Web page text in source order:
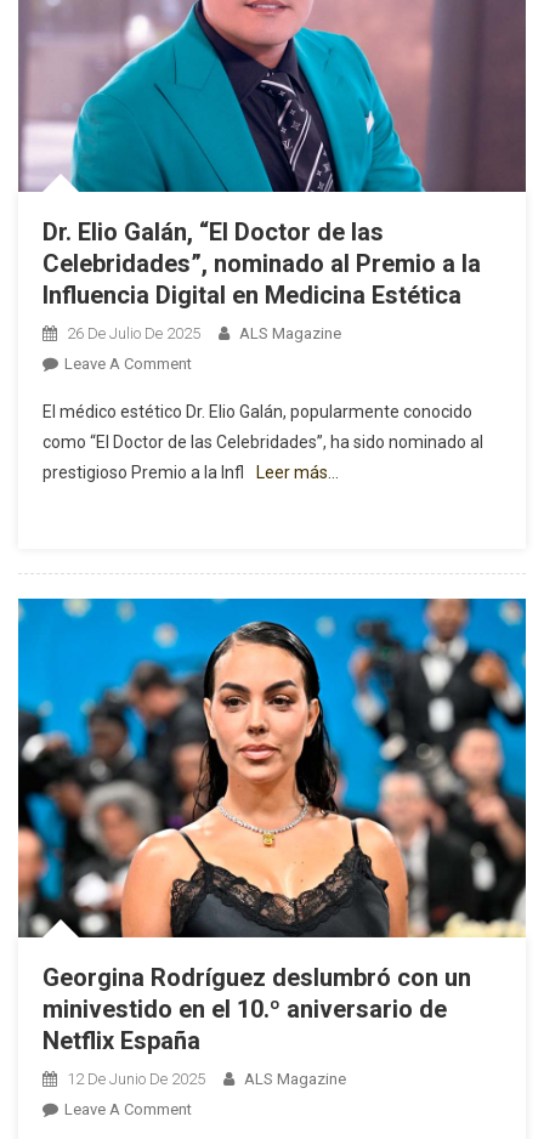
Dr. Elio Galán, “El Doctor de las
Celebridades”, nominado al Premio a la
Influencia Digital en Medicina Estética
26 De Julio De 2025
ALS Magazine
Leave A CommentOn
Elio
Galán,
“El
Premio
A
La
Influencia
Digital
En
Medicina
Estética
El médico estético Dr. Elio Galán, popularmente conocido
como “El Doctor de las Celebridades”, ha sido nominado al
prestigioso Premio a la Infl
Leer más…
Georgina Rodríguez deslumbró con un
minivestido en el 10.º aniversario de
Netflix España
12 De Junio De 2025
ALS Magazine
Leave A CommentOn